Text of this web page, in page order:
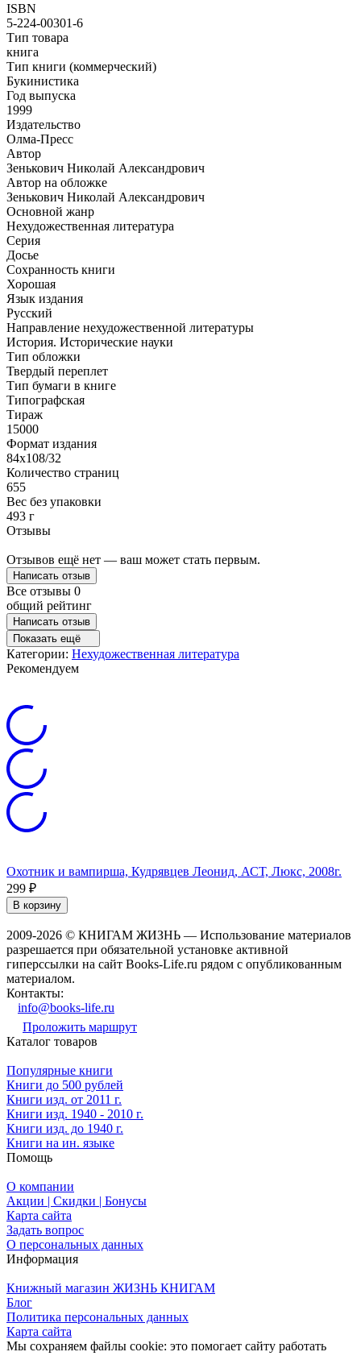
ISBN
5-224-00301-6
Тип товара
книга
Тип книги (коммерческий)
Букинистика
Год выпуска
1999
Издательство
Олма-Пресс
Автор
Зенькович Николай Александрович
Автор на обложке
Зенькович Николай Александрович
Основной жанр
Нехудожественная литература
Серия
Досье
Сохранность книги
Хорошая
Язык издания
Русский
Направление нехудожественной литературы
История. Исторические науки
Тип обложки
Твердый переплет
Тип бумаги в книге
Типографская
Тираж
15000
Формат издания
84x108/32
Количество страниц
655
Вес без упаковки
493 г
Отзывы
Отзывов ещё нет — ваш может стать первым.
Написать отзыв
Все отзывы 0
общий рейтинг
Написать отзыв
Показать ещё
Категории: Нехудожественная литература
Рекомендуем
Охотник и вампирша, Кудрявцев Леонид, АСТ, Люкс, 2008г.
299 ₽
В корзину
2009-2026 © КНИГАМ ЖИЗНЬ — Использование материалов
разрешается при обязательной установке активной
гиперссылки на сайт Books-Life.ru рядом с опубликованным
материалом.
Контакты:
info@books-life.ru
Проложить маршрут
Каталог товаров
Популярные книги
Книги до 500 рублей
Книги изд. от 2011 г.
Книги изд. 1940 - 2010 г.
Книги изд. до 1940 г.
Книги на ин. языке
Помощь
О компании
Акции | Скидки | Бонусы
Карта сайта
Задать вопрос
О персональных данных
Информация
Книжный магазин ЖИЗНЬ КНИГАМ
Блог
Политика персональных данных
Карта сайта
Мы сохраняем файлы cookie: это помогает сайту работать